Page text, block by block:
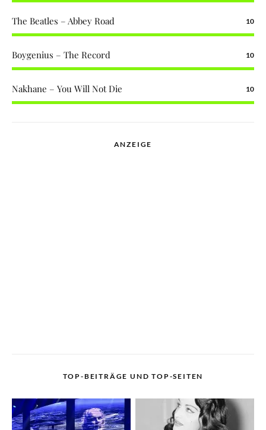
The Beatles – Abbey Road 10
Boygenius – The Record 10
Nakhane – You Will Not Die 10
ANZEIGE
TOP-BEITRÄGE UND TOP-SEITEN